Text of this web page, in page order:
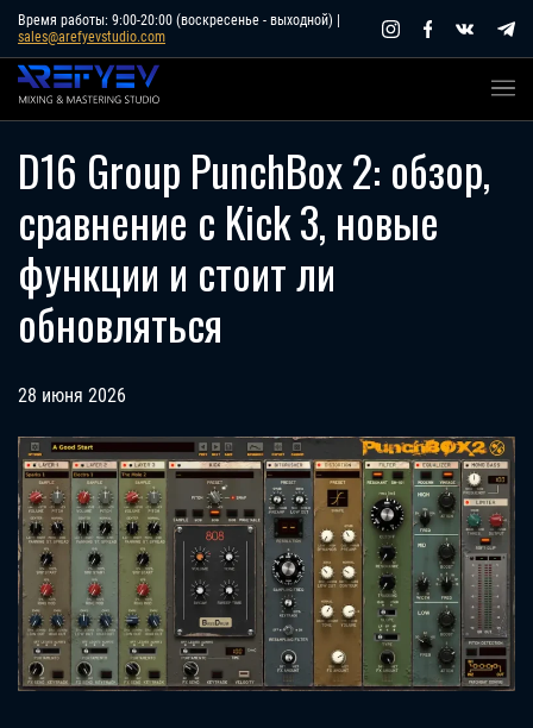
Skip
content
Время работы: 9:00-20:00 (воскресенье - выходной) |
sales@arefyevstudio.com
D16 Group PunchBox 2: обзор,
сравнение с Kick 3, новые
функции и стоит ли
обновляться
28 июня 2026